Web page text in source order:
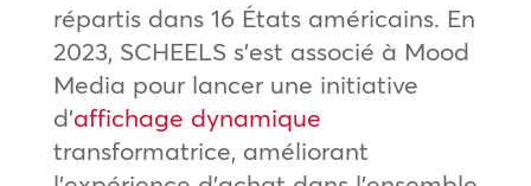
répartis dans 16 États américains. En
2023, SCHEELS s’est associé à Mood
Media pour lancer une initiative
d’affichage dynamique
transformatrice, améliorant